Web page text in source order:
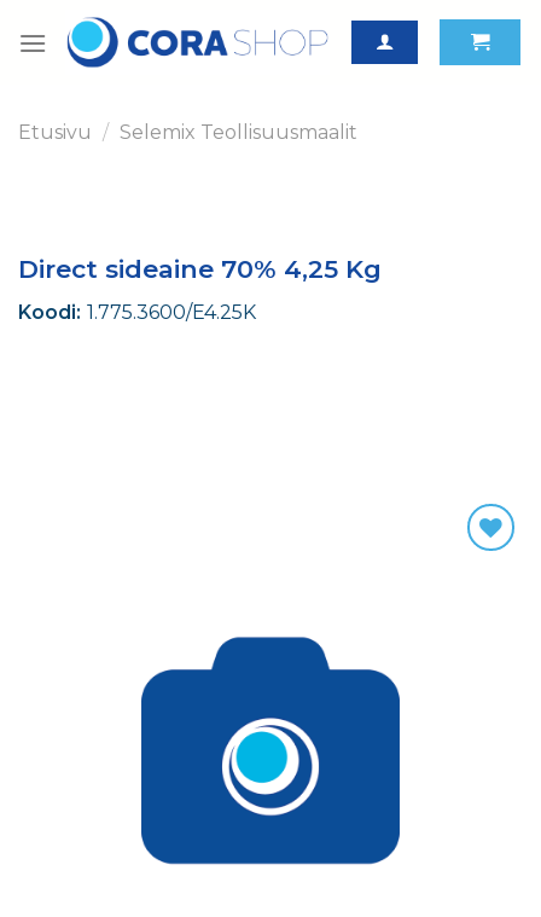
Etusivu / Selemix Teollisuusmaalit
Direct sideaine 70% 4,25 Kg
Koodi: 1.775.3600/E4.25K